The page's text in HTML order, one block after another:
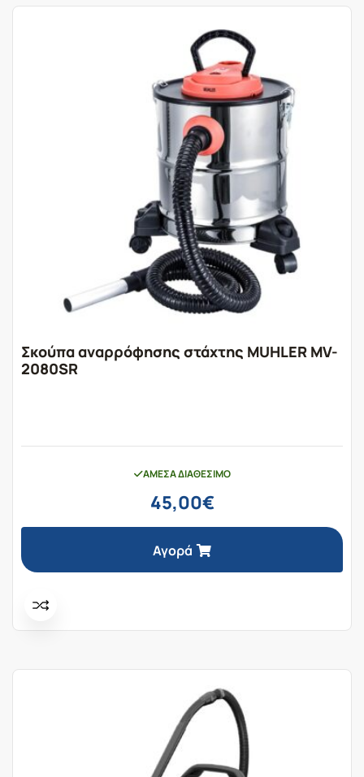
Σκούπα αναρρόφησης στάχτης MUHLER MV-
2080SR
ΆΜΕΣΑ ΔΙΑΘΈΣΙΜΟ
45,00€
Αγορά